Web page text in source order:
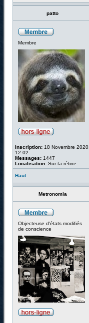
patto
Membre
Inscription: 18 Novembre 2020,
12:02
Messages: 1447
Localisation: Sur ta rétine
Haut
Metronomia
Objecteuse d'états modifiés
de conscience